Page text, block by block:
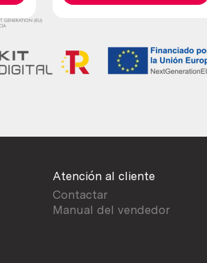
Atención al cliente
Contactar
Manual del vendedor